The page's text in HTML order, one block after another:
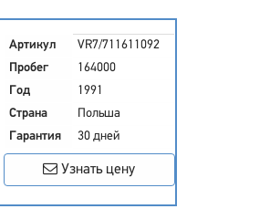
Артикул
VR7/711611092
Пробег
164000
Год
1991
Страна
Польша
Гарантия
30 дней
Узнать цену